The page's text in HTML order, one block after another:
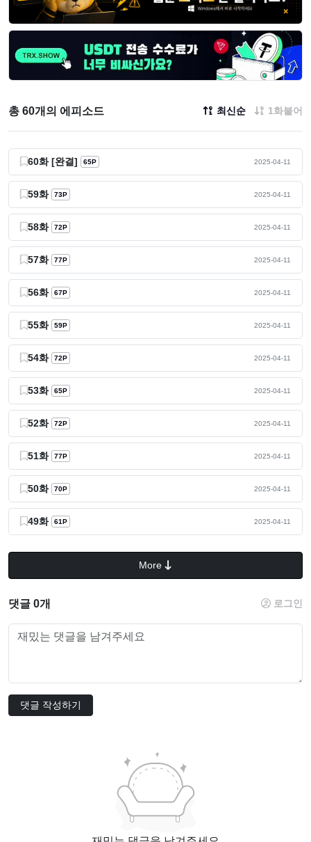
총 60개의 에피소드 최신순 1화붙어
60화 [완결] 65P 2025-04-11
59화 73P 2025-04-11
58화 72P 2025-04-11
57화 77P 2025-04-11
56화 67P 2025-04-11
55화 59P 2025-04-11
54화 72P 2025-04-11
53화 65P 2025-04-11
52화 72P 2025-04-11
51화 77P 2025-04-11
50화 70P 2025-04-11
49화 61P 2025-04-11
More
댓글 0개 로그인
댓글 작성하기